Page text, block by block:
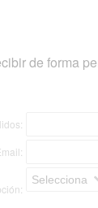
de forma
Selecciona